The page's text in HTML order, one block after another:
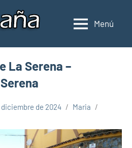
Inspección
de
ITV
Donde
ITV
Menú
La Serena –
diciembre de 2024 Maria